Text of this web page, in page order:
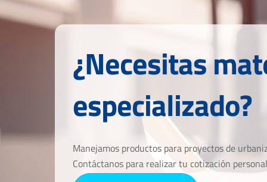
¿Necesitas
especializado?
Manejamos productos para proyectos de
Contáctanos para realizar tu cotización